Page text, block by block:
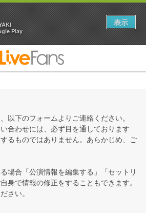
以下のフォームよりご連絡ください。
合わせには、必ず目を通しております
るものではありません。あらかじめ、ご
場合「公演情報を編集する」「セットリ
身で情報の修正をすることもできます。
さい。
Play
表示